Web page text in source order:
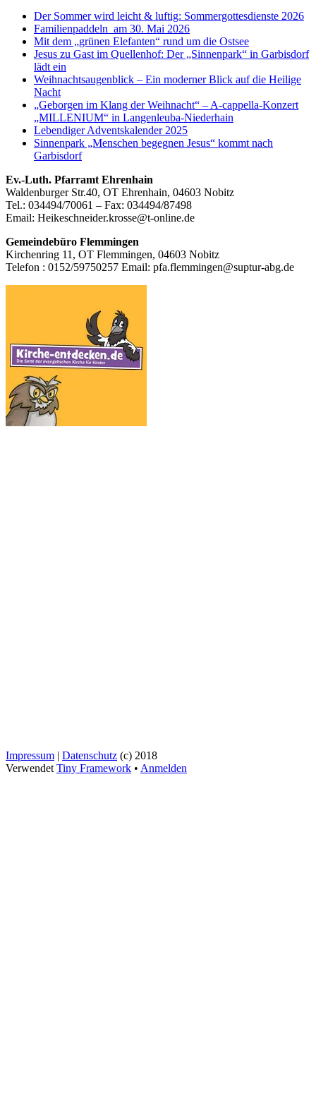
Der Sommer wird leicht & luftig: Sommergottesdienste 2026
Familienpaddeln am 30. Mai 2026
Mit dem „grünen Elefanten“ rund um die Ostsee
Jesus zu Gast im Quellenhof: Der „Sinnenpark“ in Garbisdorf
lädt ein
Weihnachtsaugenblick – Ein moderner Blick auf die Heilige
Nacht
„Geborgen im Klang der Weihnacht“ – A-cappella-Konzert
„MILLENIUM“ in Langenleuba-Niederhain
Lebendiger Adventskalender 2025
Sinnenpark „Menschen begegnen Jesus“ kommt nach
Garbisdorf
Footer
Inhalt
Ev.-Luth. Pfarramt Ehrenhain
Waldenburger Str.40, OT Ehrenhain, 04603 Nobitz
Tel.: 034494/70061 – Fax: 034494/87498
Email: Heikeschneider.krosse@t-online.de
Gemeindebüro Flemmingen
Kirchenring 11, OT Flemmingen, 04603 Nobitz
Telefon : 0152/59750257 Email: pfa.flemmingen@suptur-abg.de
Impressum | Datenschutz (c) 2018
Verwendet Tiny Framework • Anmelden